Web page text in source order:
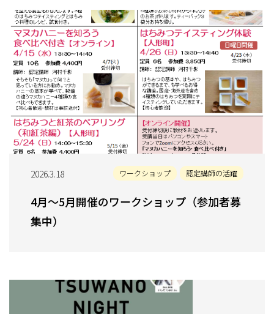
2026.3.18 ワークショップ 認定講師の活躍
4月～5月開催のワークショップ（参加者募
集中）